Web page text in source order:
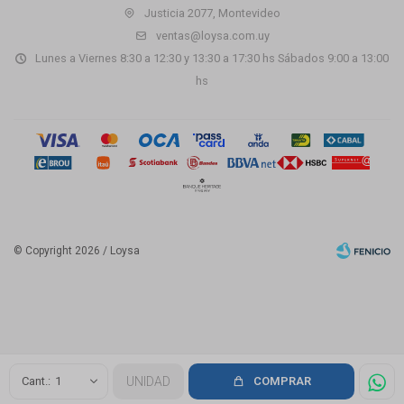
1 UNIDAD COMPRAR
Justicia 2077, Montevideo
ventas@loysa.com.uy
Lunes a Viernes 8:30 a 12:30 y 13:30 a 17:30 hs Sábados 9:00 a 13:00
hs
© Copyright 2026 / Loysa
Fenicio